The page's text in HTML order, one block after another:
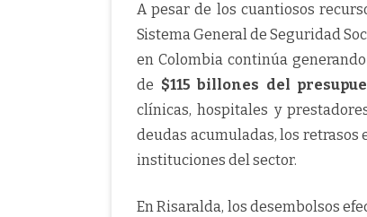
A pesar de los cuantiosos
Sistema General de Seguridad
en Colombia continúa
de $115 billones del
clínicas, hospitales y
deudas acumuladas, los
instituciones del sector.
En Risaralda, los desembolsos